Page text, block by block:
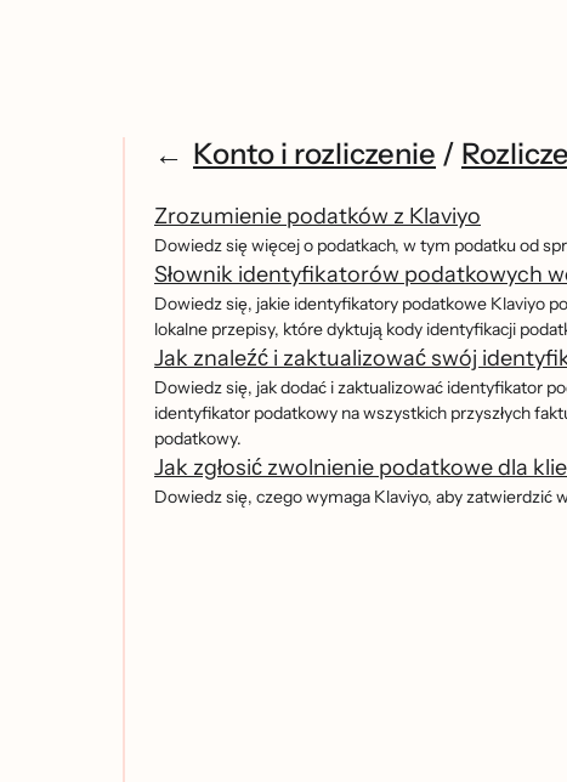
Konto i rozliczenie /
Zrozumienie podatków z Klaviyo
Dowiedz się więcej o podatkach, w tym podatku od
Słownik identyfikatorów podatkowych
Dowiedz się, jakie identyfikatory podatkowe Klaviyo
lokalne przepisy, które dyktują kody identyfikacji
Jak znaleźć i zaktualizować swój
Dowiedz się, jak dodać i zaktualizować identyfikator
identyfikator podatkowy na wszystkich przyszłych
podatkowy.
Jak zgłosić zwolnienie podatkowe dla
Dowiedz się, czego wymaga Klaviyo, aby zatwierdzić